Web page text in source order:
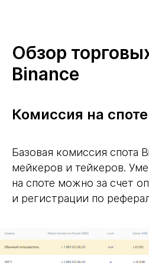
Обзор
Binance
Комиссия на
Базовая комиссия спота
мейкеров и тейкеров.
на споте можно за счет
и регистрации по